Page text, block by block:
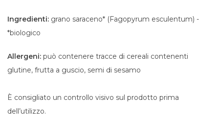
Ingredienti: grano saraceno* (Fagopyrum esculentum) -
*biologico
Allergeni: può contenere tracce di cereali contenenti
glutine, frutta a guscio, semi di sesamo
È consigliato un controllo visivo sul prodotto prima
dell’utilizzo.